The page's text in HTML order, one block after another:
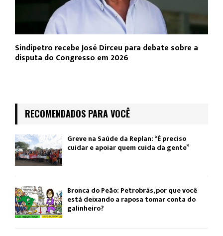
Sindipetro recebe José Dirceu para debate sobre a
disputa do Congresso em 2026
RECOMENDADOS PARA VOCÊ
Greve na Saúde da Replan: “É preciso
cuidar e apoiar quem cuida da gente”
Bronca do Peão: Petrobrás, por que você
está deixando a raposa tomar conta do
galinheiro?